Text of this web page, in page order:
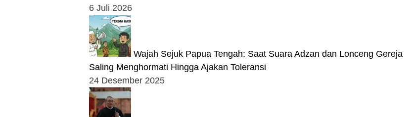
6 Juli 2026
Wajah Sejuk Papua Tengah: Saat Suara Adzan dan Lonceng Gereja
Saling Menghormati Hingga Ajakan Toleransi
24 Desember 2025